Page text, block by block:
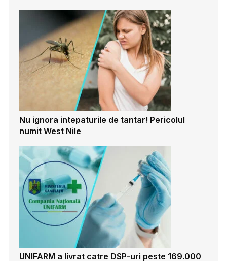
Nu ignora intepaturile de tantar! Pericolul
numit West Nile
UNIFARM a livrat catre DSP-uri peste 169.000